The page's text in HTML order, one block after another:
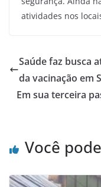
atividades nos
Saúde faz busca
da vacinação em
Em sua terceira
Você